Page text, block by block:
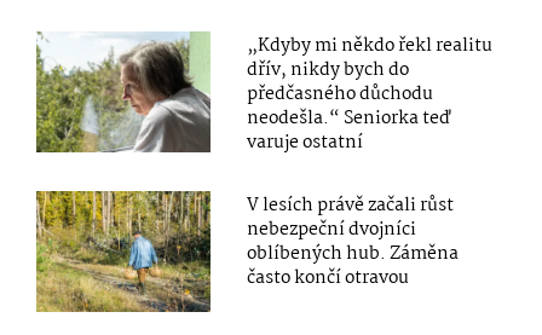
„Kdyby mi někdo řekl realitu
dřív, nikdy bych do
předčasného důchodu
neodešla.“ Seniorka teď
varuje ostatní
V lesích právě začali růst
nebezpeční dvojníci
oblíbených hub. Záměna
často končí otravou